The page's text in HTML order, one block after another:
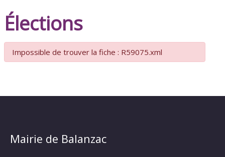
Élections
Impossible de trouver la fiche : R59075.xml
Mairie de Balanzac